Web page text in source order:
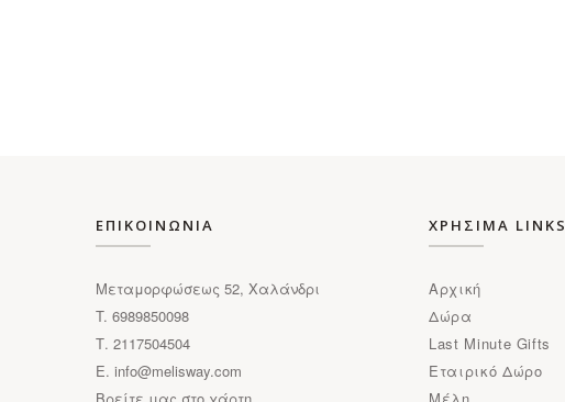
ΕΠΙΚΟΙΝΩΝΙΑ
Μεταμορφώσεως 52, Χαλάνδρι
T. 6989850098
Τ. 2117504504
E. info@melisway.com
ΧΡΗΣΙΜΑ LINKS
Αρχική
Δώρα
Last Minute Gifts
Εταιρικό Δώρο